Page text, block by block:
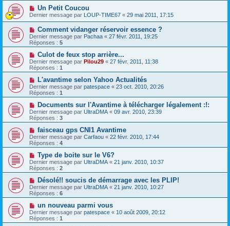
Un Petit Coucou
Dernier message par LOUP-TIME67 « 29 mai 2011, 17:15
Comment vidanger réservoir essence ?
Dernier message par Pachaa « 27 févr. 2011, 19:25
Réponses : 5
Culot de feux stop arrière...
Dernier message par Pilou29 « 27 févr. 2011, 11:38
Réponses : 1
L'avantime selon Yahoo Actualités
Dernier message par patespace « 23 oct. 2010, 20:26
Réponses : 1
Documents sur l'Avantime à télécharger légalement :!:
Dernier message par UltraDMA« 09 avr. 2010, 23:39
Réponses : 3
faisceau gps CNI1 Avantime
Dernier message par Carfaou « 22 févr. 2010, 17:44
Réponses : 4
Type de boite sur le V6?
Dernier message par UltraDMA« 21 janv. 2010, 10:37
Réponses : 2
Désolé!! soucis de démarrage avec les PLIP!
Dernier message par UltraDMA« 21 janv. 2010, 10:27
Réponses : 6
un nouveau parmi vous
Dernier message par patespace « 10 août 2009, 20:12
Réponses : 1